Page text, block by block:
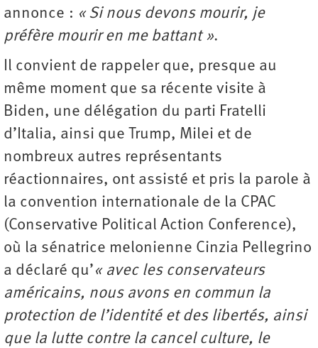
annonce : « Si nous devons mourir, je
préfère mourir en me battant ».
Il convient de rappeler que, presque au
même moment que sa récente visite à
Biden, une délégation du parti Fratelli
d’Italia, ainsi que Trump, Milei et de
nombreux autres représentants
réactionnaires, ont assisté et pris la parole à
la convention internationale de la CPAC
(Conservative Political Action Conference),
où la sénatrice melonienne Cinzia Pellegrino
a déclaré qu’« avec les conservateurs
américains, nous avons en commun la
protection de l’identité et des libertés, ainsi
que la lutte contre la cancel culture, le